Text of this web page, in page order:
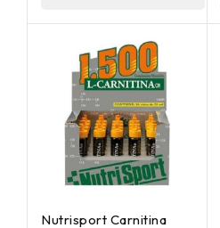
Nutrisport Carnitina